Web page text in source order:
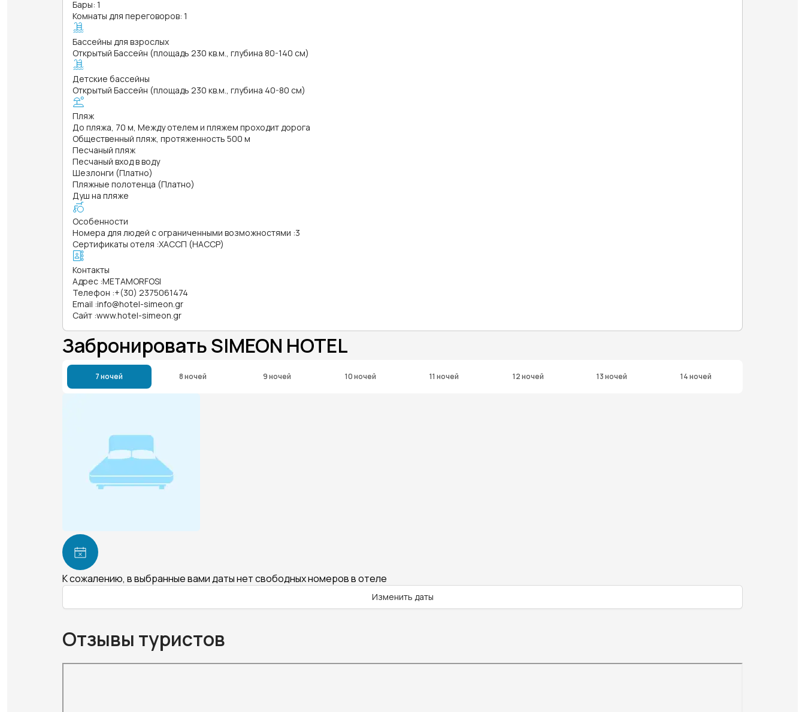
Бары: 1
Комнаты для переговоров: 1
Бассейны для взрослых
Открытый Бассейн (площадь 230 кв.м., глубина 80-140 см)
Детские бассейны
Открытый Бассейн (площадь 230 кв.м., глубина 40-80 см)
Пляж
До пляжа, 70 м, Между отелем и пляжем проходит дорога
Общественный пляж, протяженность 500 м
Песчаный пляж
Песчаный вход в воду
Шезлонги (Платно)
Пляжные полотенца (Платно)
Душ на пляже
Особенности
Номера для людей с ограниченными возможностями :3
Сертификаты отеля :ХАССП (HACCP)
Контакты
Адрес :METAMORFOSI
Телефон :+(30) 2375061474
Email :info@hotel-simeon.gr
Сайт :www.hotel-simeon.gr
Забронировать SIMEON HOTEL
7 ночей 8 ночей 9 ночей 10 ночей 11 ночей 12 ночей 13 ночей 14 ночей
К сожалению, в выбранные вами даты нет свободных номеров в отеле
Изменить даты
Отзывы туристов